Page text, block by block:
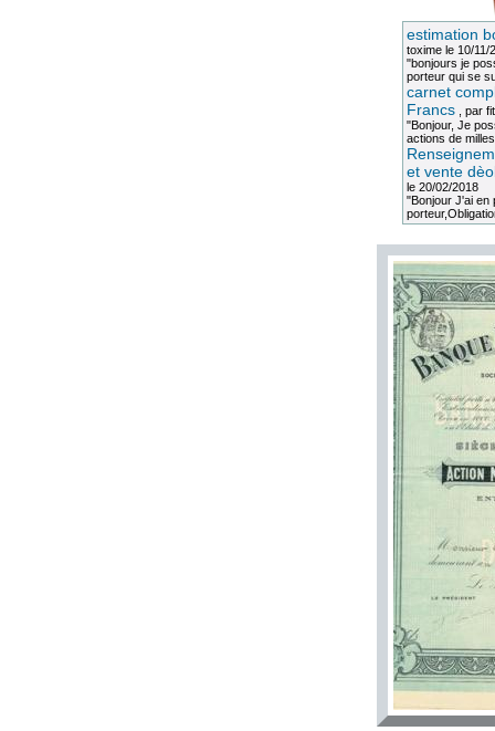
estimation
toximele 10/11/
"bonjours je
porteur qui se
carnet
Francs, par
"Bonjour, Je
actions de
et vente
le 20/02/2018
"Bonjour J'ai en